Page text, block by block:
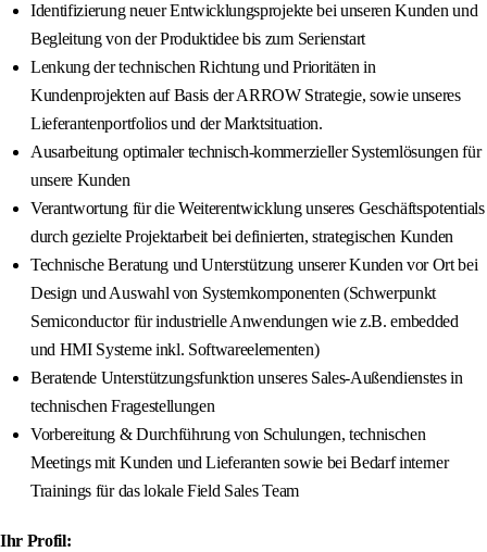
Identifizierung neuer Entwicklungsprojekte bei unseren Kunden und
Begleitung von der Produktidee bis zum Serienstart
Lenkung der technischen Richtung und Prioritäten in
Kundenprojekten auf Basis der ARROW Strategie, sowie unseres
Lieferantenportfolios und der Marktsituation.
Ausarbeitung optimaler technisch-kommerzieller Systemlösungen für
unsere Kunden
Verantwortung für die Weiterentwicklung unseres Geschäftspotentials
durch gezielte Projektarbeit bei definierten, strategischen Kunden
Technische Beratung und Unterstützung unserer Kunden vor Ort bei
Design und Auswahl von Systemkomponenten (Schwerpunkt
Semiconductor für industrielle Anwendungen wie z.B. embedded
und HMI Systeme inkl. Softwareelementen)
Beratende Unterstützungsfunktion unseres Sales-Außendienstes in
technischen Fragestellungen
Vorbereitung & Durchführung von Schulungen, technischen
Meetings mit Kunden und Lieferanten sowie bei Bedarf interner
Trainings für das lokale Field Sales Team
Ihr Profil: